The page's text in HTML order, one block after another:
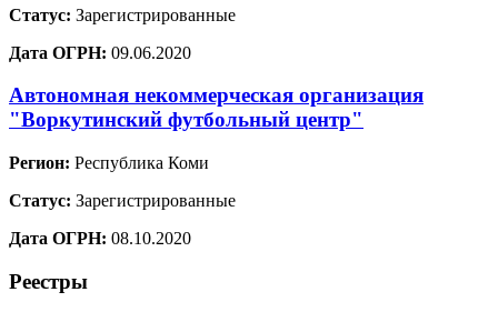
Статус: Зарегистрированные
Дата ОГРН: 09.06.2020
Автономная некоммерческая организация
"Воркутинский футбольный центр"
Регион: Республика Коми
Статус: Зарегистрированные
Дата ОГРН: 08.10.2020
Реестры